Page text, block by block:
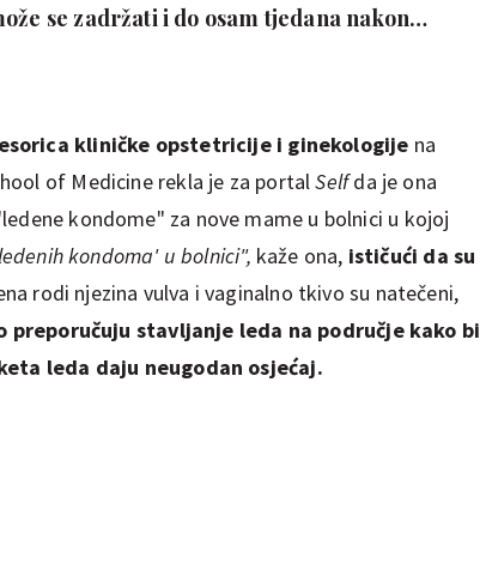
se zadržati i do osam tjedana nakon
kliničke opstetricije i ginekologije na
of Medicine rekla je za portalSelfda je ona
kondome" za nove mame u bolnici u kojoj
kondoma' u bolnici", kaže ona, ističući da su
rodi njezina vulva i vaginalno tkivo su natečeni,
preporučuju stavljanje leda na područje kako bi
leda daju neugodan osjećaj.